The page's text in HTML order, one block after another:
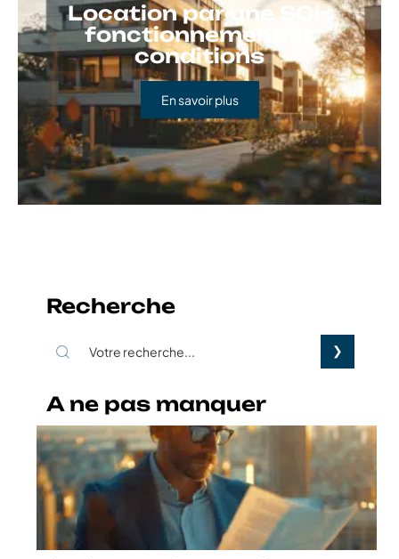
Location par une SCI :
fonctionnement et
conditions
En savoir plus
Recherche
A ne pas manquer